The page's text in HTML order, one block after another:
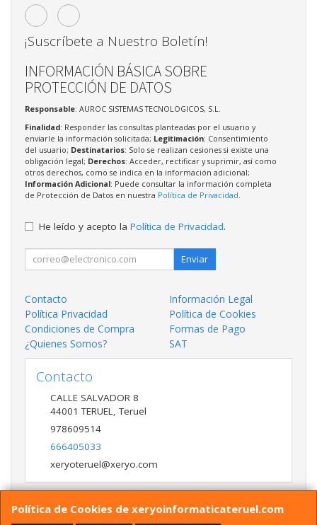
Política de Cookies de xeryoinformaticateruel.com
¡Suscríbete a Nuestro Boletín!
INFORMACIÓN BÁSICA SOBRE
PROTECCIÓN DE DATOS
Responsable: AUROC SISTEMAS TECNOLOGICOS, S.L.
Finalidad: Responder las consultas planteadas por el usuario y
enviarle la información solicitada; Legitimación: Consentimiento
del usuario; Destinatarios: Solo se realizan cesiones si existe una
obligación legal; Derechos: Acceder, rectificar y suprimir, así como
otros derechos, como se indica en la información adicional;
Información Adicional: Puede consultar la información completa
de Protección de Datos en nuestra Política de Privacidad.
He leído y acepto la Política de Privacidad.
Enviar
Contacto
Información Legal
Política Privacidad
Política de Cookies
Condiciones de Compra
Formas de Pago
¿Quienes Somos?
SAT
Contacto
CALLE SALVADOR 8
44001 TERUEL,Teruel
978609514
666405033
xeryoteruel@xeryo.com
Horario